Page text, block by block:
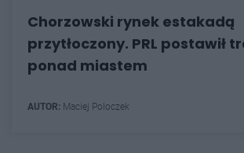
Chorzowski rynek estakadą
przytłoczony. PRL postawił
ponad miastem
AUTOR: Maciej Poloczek